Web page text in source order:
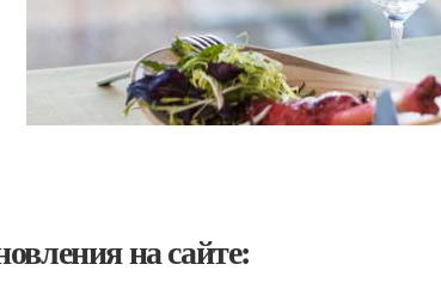
на сайте: